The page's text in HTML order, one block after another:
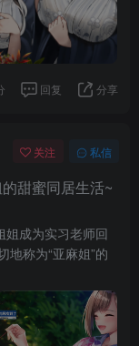
回复 分享
关注 私信
甜蜜同居生活~
姐成为实习老师回
地称为“亚麻姐”的